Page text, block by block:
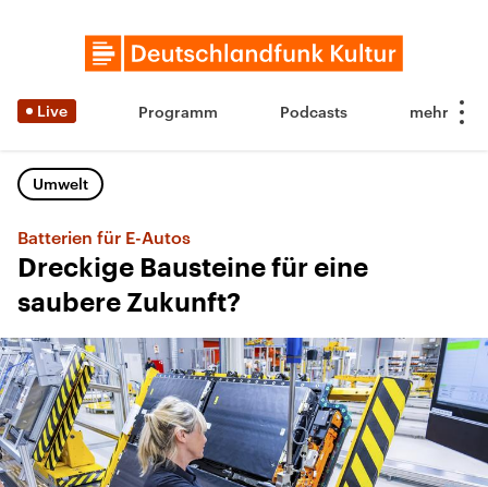
Live Programm Podcasts
Umwelt
Batterien für E-Autos
Dreckige Bausteine für eine
saubere Zukunft?